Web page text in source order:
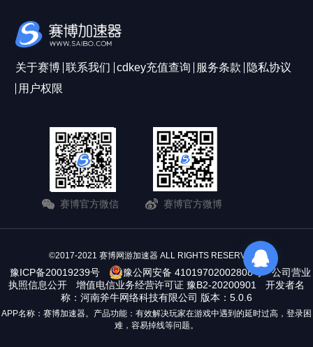
关于赛博 联系我们 cdkey充值查询 服务条款
隐私协议
用户权限
赛博官方微信 赛博官方微博
©2017-2021 赛博网游加速器 ALL RIGHTS RESERVERD
豫ICP备20019239号 豫公网安备 41019702002808号
公司营业
执照信息公开
增值电信业务经营许可证 豫B2-20200901
开发者名
称：河南斧牛网络科技有限公司 版本：5.0.6
APP名称：赛博加速器。产品功能：有效解决玩家在游戏中遇到的延时过高，登录困
难，容易掉线等问题。